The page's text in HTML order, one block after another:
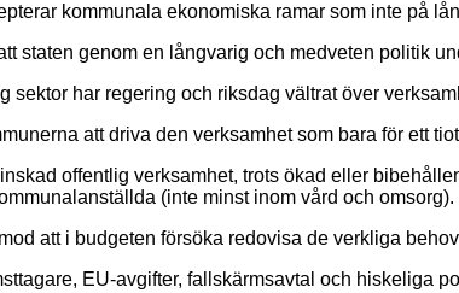
kommunala ekonomiska ramar som inte på
staten genom en långvarig och medveten politik
sektor har regering och riksdag vältrat över
att driva den verksamhet som bara för ett
offentlig verksamhet, trots ökad eller
(inte minst inom vård och omsorg).
att i budgeten försöka redovisa de verkliga
EU-avgifter, fallskärmsavtal och hiskeliga